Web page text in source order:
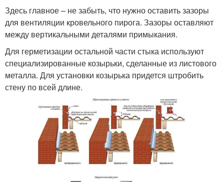
Здесь главное – не забыть, что нужно оставить зазоры
для вентиляции кровельного пирога. Зазоры оставляют
между вертикальными деталями примыкания.
Для герметизации остальной части стыка используют
специализированные козырьки, сделанные из листового
металла. Для установки козырька придется штробить
стену по всей длине.